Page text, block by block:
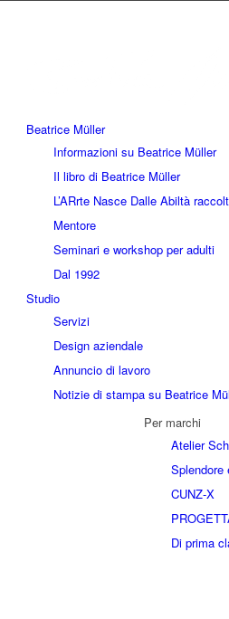
Beatrice Müller
Informazioni su Beatrice Müller
Il libro di Beatrice Müller
L’ARrte Nasce Dalle Abiltà
Mentore
Seminari e workshop per adulti
Dal 1992
Studio
Servizi
Design aziendale
Annuncio di lavoro
Notizie di stampa su Beatrice
Per marchi
Atelier
Splendore
CUNZ-X
Di prima